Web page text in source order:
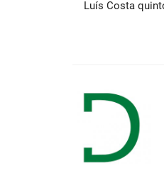
Luís Costa